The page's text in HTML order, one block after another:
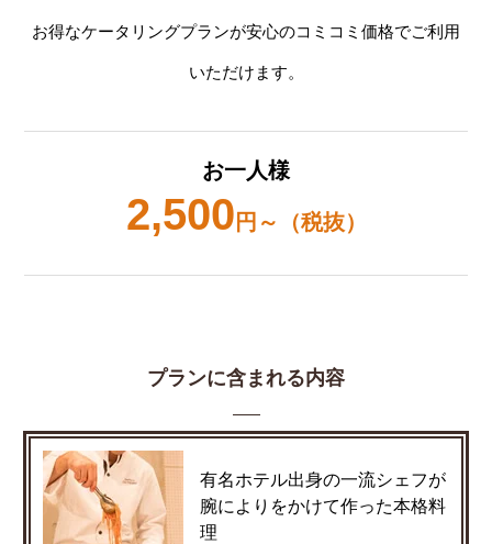
お得なケータリングプランが安心のコミコミ価格でご利用
いただけます。
お一人様
2,500 円～（税抜）
プランに含まれる内容
有名ホテル出身の一流シェフが
腕によりをかけて作った本格料
理